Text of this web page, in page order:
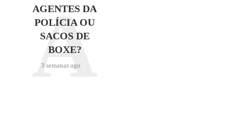
AGENTES DA
POLÍCIA OU
SACOS DE
BOXE?
3 semanas ago
A